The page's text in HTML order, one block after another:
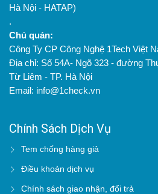
Hà Nội - HATAP)
.
Chủ quản:
Công Ty CP Công Nghệ 1Tech Việt
Địa chỉ: Số 54A- Ngõ 323 - đường
Từ Liêm - TP. Hà Nội
Email: info@1check.vn
Chính Sách Dịch Vụ
Tem chống hàng giả
Điều khoản dịch vụ
Chính sách giao nhận, đổi trả